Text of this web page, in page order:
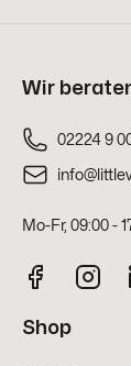
Wir
02224 9
Mo-Fr, 09:00 -
Shop